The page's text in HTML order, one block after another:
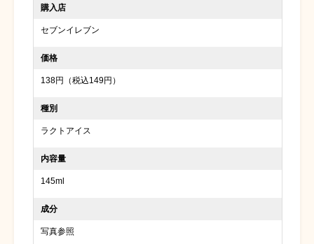
購入店
セブンイレブン
価格
138円（税込149円）
種別
ラクトアイス
内容量
145ml
成分
写真参照